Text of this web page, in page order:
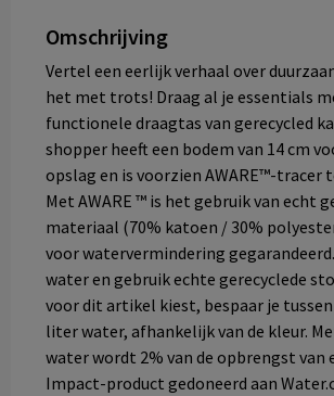
Omschrijving
Vertel een eerlijk verhaal over
het met trots! Draag al je essentials
functionele draagtas van gerecycled
shopper heeft een bodem van 14 cm
opslag en is voorzien AWARE™-tracer
Met AWARE ™ is het gebruik van echt
materiaal (70% katoen / 30%
voor watervermindering
water en gebruik echte gerecyclede
voor dit artikel kiest, bespaar je tussen
liter water, afhankelijk van de kleur.
water wordt 2% van de opbrengst van
Impact-product gedoneerd aan